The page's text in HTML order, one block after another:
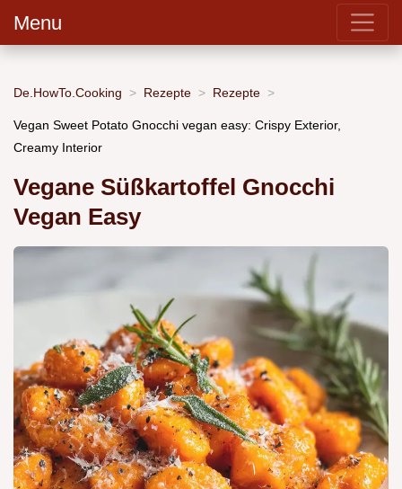
Menu
De.HowTo.Cooking Rezepte Rezepte
Vegan Sweet Potato Gnocchi vegan easy: Crispy Exterior,
Creamy Interior
Vegane Süßkartoffel Gnocchi
Vegan Easy